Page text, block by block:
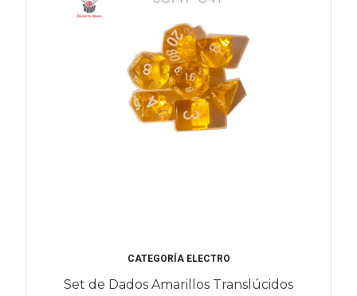
CATEGORÍA ELECTRO
Set de Dados Amarillos Translúcidos